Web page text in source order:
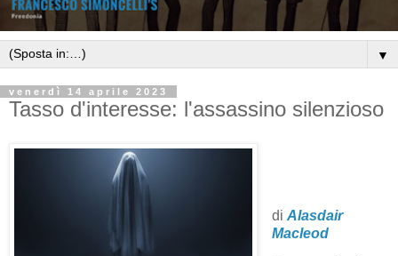
▼
venerdì 14 aprile 2023
Tasso d'interesse: l'assassino silenzioso
di Alasdair
Macleod